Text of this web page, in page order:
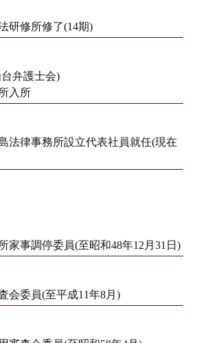
研修所修了(14期)
弁護士会)
入所
法律事務所設立代表社員就任(現在
家事調停委員(至昭和48年12月31日)
会委員(至平成11年8月)